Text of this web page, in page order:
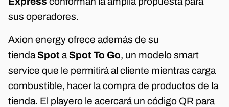
sus operadores.
Axion energy ofrece además de su
tiendaSpot aSpot To Go, un modelo smart
service que le permitirá al cliente mientras carga
combustible, hacer la compra de productos de la
tienda. El playero le acercará un código QR para